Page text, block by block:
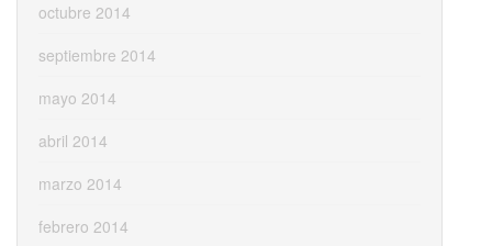
octubre 2014
septiembre 2014
mayo 2014
abril 2014
marzo 2014
febrero 2014